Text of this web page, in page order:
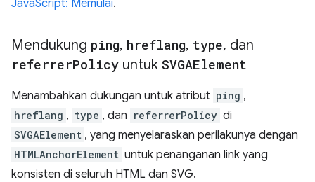
JavaScript: Memulai.
Mendukung ping, hreflang, type, dan
referrerPolicy untuk SVGAElement
Menambahkan dukungan untuk atribut ping ,
hreflang , type , dan referrerPolicy di
SVGAElement , yang menyelaraskan perilakunya dengan
HTMLAnchorElement untuk penanganan link yang
konsisten di seluruh HTML dan SVG.